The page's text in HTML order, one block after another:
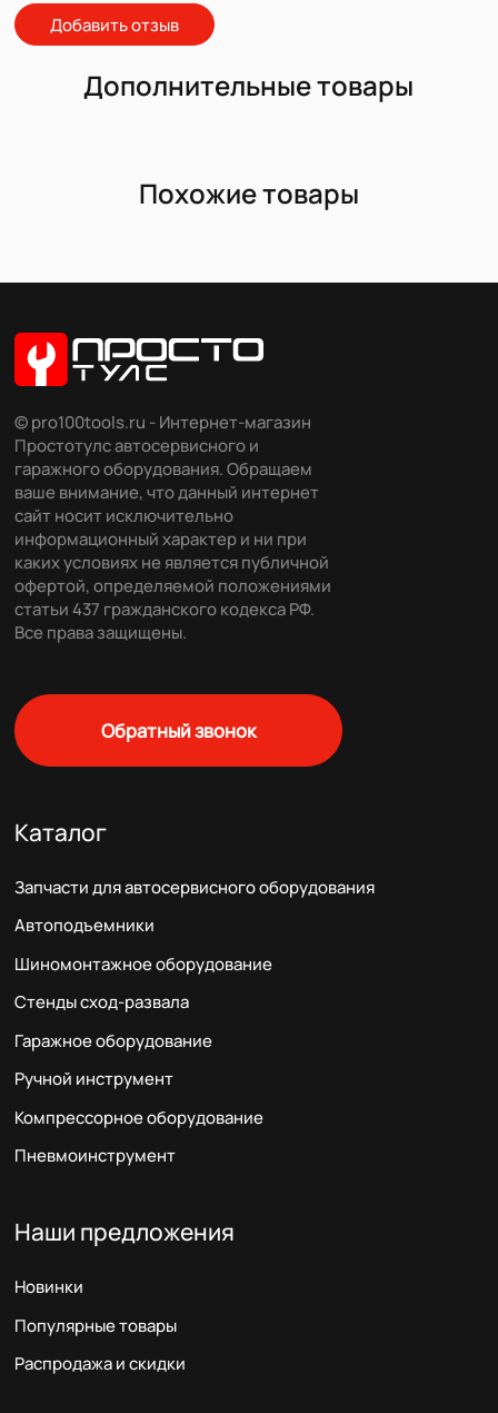
Добавить отзыв
Дополнительные товары
Похожие товары
© pro100tools.ru - Интернет-магазин
Простотулс автосервисного и
гаражного оборудования. Обращаем
ваше внимание, что данный интернет
сайт носит исключительно
информационный характер и ни при
каких условиях не является публичной
офертой, определяемой положениями
статьи 437 гражданского кодекса РФ.
Все права защищены.
Обратный звонок
Каталог
Запчасти для автосервисного оборудования
Автоподъемники
Шиномонтажное оборудование
Стенды сход-развала
Гаражное оборудование
Ручной инструмент
Компрессорное оборудование
Пневмоинструмент
Наши предложения
Новинки
Популярные товары
Распродажа и скидки